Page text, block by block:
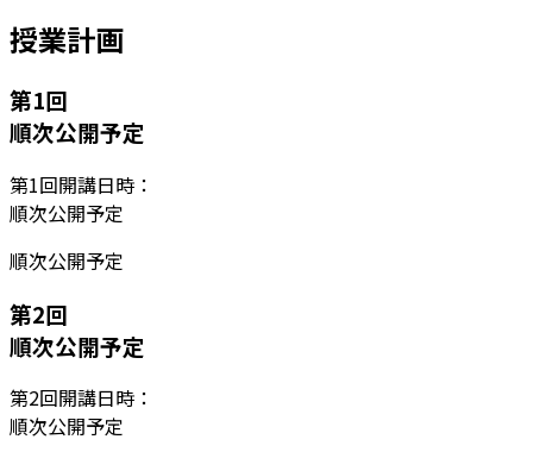
授業計画
第1回
順次公開予定
第1回開講日時：
順次公開予定
順次公開予定
第2回
順次公開予定
第2回開講日時：
順次公開予定